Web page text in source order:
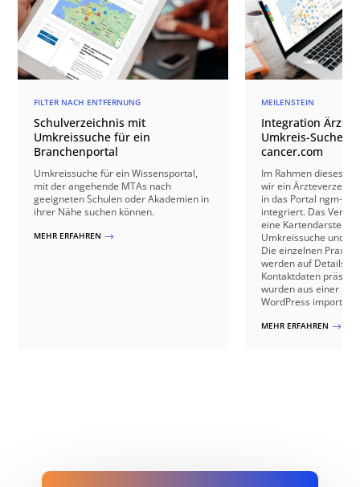
FILTER NACH ENTFERNUNG
Schulverzeichnis mit
Umkreissuche für ein
Branchenportal
Umkreissuche für ein Wissensportal,
mit der angehende MTAs nach
geeigneten Schulen oder Akademien in
ihrer Nähe suchen können.
MEHR ERFAHREN $
MEILENSTEIN
Integration
Umkreis-Suche
cancer.com
Im Rahmen dieses
wir ein
in das Portal ngm-
integriert. Das
eine
Umkreissuche und
Die einzelnen Praxen
werden auf
Kontaktdaten
wurden aus einer
WordPress importiert.
MEHR ERFAHREN $